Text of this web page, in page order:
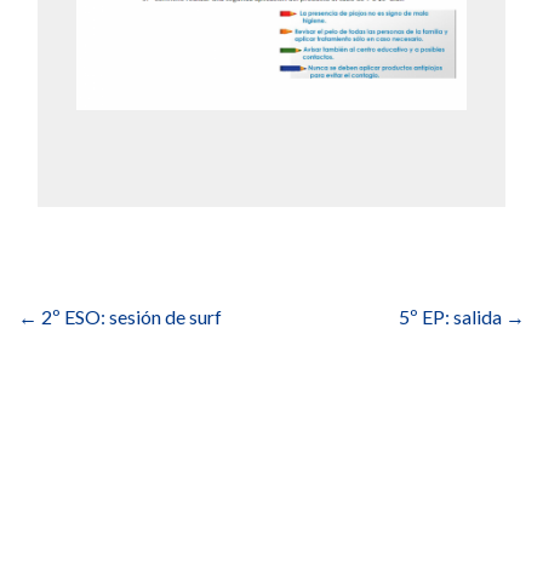
de
← 2º ESO: sesión de surf 5º EP: salida →